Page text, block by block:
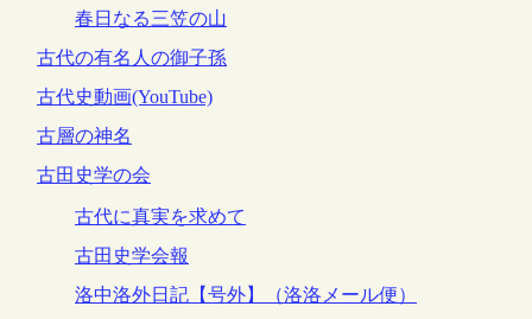
春日なる三笠の山
古代の有名人の御子孫
古代史動画(YouTube)
古層の神名
古田史学の会
古代に真実を求めて
古田史学会報
洛中洛外日記【号外】（洛洛メール便）